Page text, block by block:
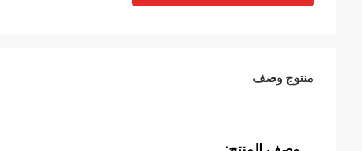
منتوج وصف